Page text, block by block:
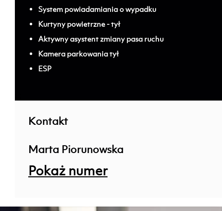
System powiadamiania o wypadku
Kurtyny powietrzne - tył
Aktywny asystent zmiany pasa ruchu
Kamera parkowania tył
ESP
Kontakt
Marta Piorunowska
Pokaż numer